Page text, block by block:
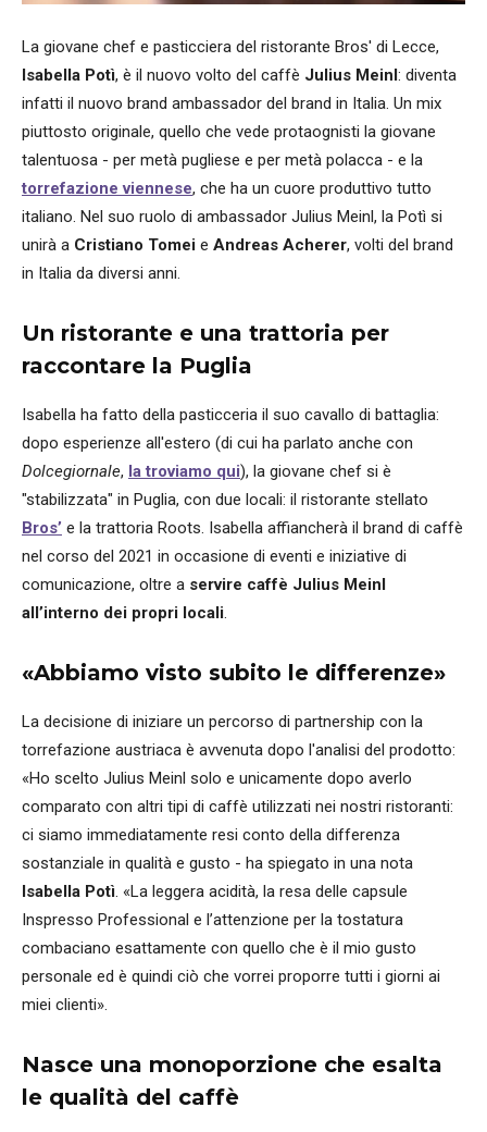
La giovane chef e pasticciera del ristorante Bros' di Lecce,
Isabella Potì, è il nuovo volto del caffè Julius Meinl: diventa
infatti il nuovo brand ambassador del brand in Italia. Un mix
piuttosto originale, quello che vede protaognisti la giovane
talentuosa - per metà pugliese e per metà polacca - e la
torrefazione viennese, che ha un cuore produttivo tutto
italiano. Nel suo ruolo di ambassador Julius Meinl, la Potì si
unirà a Cristiano Tomei e Andreas Acherer, volti del brand
in Italia da diversi anni.
Un ristorante e una trattoria per
raccontare la Puglia
Isabella ha fatto della pasticceria il suo cavallo di battaglia:
dopo esperienze all'estero (di cui ha parlato anche con
Dolcegiornale, la troviamo qui), la giovane chef si è
"stabilizzata" in Puglia, con due locali: il ristorante stellato
Bros’ e la trattoria Roots. Isabella affiancherà il brand di caffè
nel corso del 2021 in occasione di eventi e iniziative di
comunicazione, oltre a servire caffè Julius Meinl
all’interno dei propri locali.
«Abbiamo visto subito le differenze»
La decisione di iniziare un percorso di partnership con la
torrefazione austriaca è avvenuta dopo l'analisi del prodotto:
«Ho scelto Julius Meinl solo e unicamente dopo averlo
comparato con altri tipi di caffè utilizzati nei nostri ristoranti:
ci siamo immediatamente resi conto della differenza
sostanziale in qualità e gusto - ha spiegato in una nota
Isabella Potì. «La leggera acidità, la resa delle capsule
Inspresso Professional e l’attenzione per la tostatura
combaciano esattamente con quello che è il mio gusto
personale ed è quindi ciò che vorrei proporre tutti i giorni ai
miei clienti».
Nasce una monoporzione che esalta
le qualità del caffè